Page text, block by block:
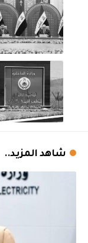
شاهد المزيد..